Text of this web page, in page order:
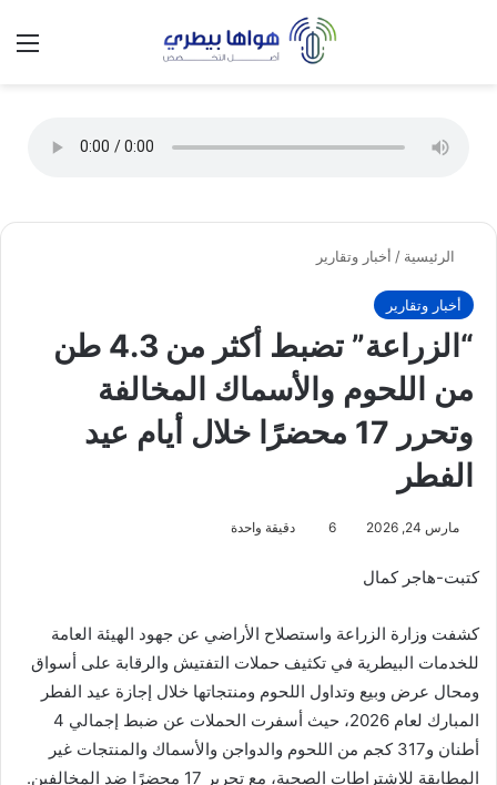
الوضع
الرئيسية / أخبار وتقارير
أخبار وتقارير
“الزراعة” تضبط أكثر من 4.3 طن
من اللحوم والأسماك المخالفة
وتحرر 17 محضرًا خلال أيام عيد
الفطر
مارس 24, 2026 6 دقيقة واحدة
كتبت-هاجر كمال
كشفت وزارة الزراعة واستصلاح الأراضي عن جهود الهيئة العامة
للخدمات البيطرية في تكثيف حملات التفتيش والرقابة على أسواق
ومحال عرض وبيع وتداول اللحوم ومنتجاتها خلال إجازة عيد الفطر
المبارك لعام 2026، حيث أسفرت الحملات عن ضبط إجمالي 4
أطنان و317 كجم من اللحوم والدواجن والأسماك والمنتجات غير
المطابقة للاشتراطات الصحية، مع تحرير 17 محضرًا ضد المخالفين.